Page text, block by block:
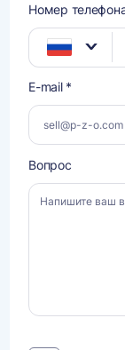
Номер
E-mail *
Вопрос